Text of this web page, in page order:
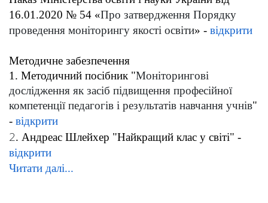
16.01.2020 № 54 «Про затвердження Порядку
проведення моніторингу якості освіти» - відкрити
Методичне забезпечення
1. Методичний посібник "Моніторингові
дослідження як засіб підвищення професійної
компетенції педагогів і результатів навчання учнів"
- відкрити
2. Андреас Шлейхер "Найкращий клас у світі" -
відкрити
Читати далі...